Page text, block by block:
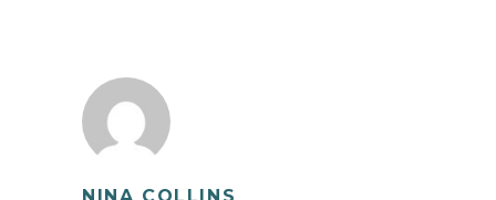
NINA COLLINS